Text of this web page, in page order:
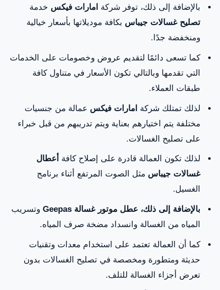
بالإضافة إلى ذلك، توفر شركة امارات فيكس خدمة
تصليح غسالات جيباس بكافة موديلاتها بأسعار خيالية
ومنخفضة جدًا.
كما تسعى دائمًا لتقديم عروض وخصومات على الخدمات
التي تقدمها وبالتالي تكون الأسعار في متناول كافة
طبقات العملاء.
لذلك تمتلك شركة امارات فيكس عمالة من جنسيات
مختلفة يتم اختيارهم بعناية ويتم تدريبهم من قبل خبراء
على تصليح الغسالات.
لذلك تكون العمالة قادرة على إصلاح كافة
أعطال
غسالات جيباس مثل الصوت المرتفع أثناء برنامج
الغسيل.
بالإضافة إلى ذلك، عطل موتور غسالة Geepas
وتسريب
المياه من الغسالة وانسداد مضخة صرف المياه.
كما أن العمالة تعتمد على استخدام معدات وتقنيات
حديثة ومتطورة ومخصصة في تصليح الغسالات بدون
تعرض أجزاء الغسالة للتلف.